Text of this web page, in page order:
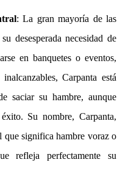
: La gran mayoría de las
desesperada necesidad de
en banquetes o eventos,
Carpanta está
saciar su hambre, aunque
Su nombre, Carpanta,
significa hambre voraz o
refleja perfectamente su